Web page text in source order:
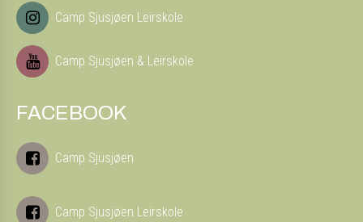
Camp Sjusjøen Leirskole
Camp Sjusjøen & Leirskole
FACEBOOK
Camp Sjusjøen
Camp Sjusjøen Leirskole